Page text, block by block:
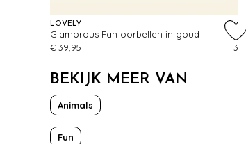
LOVELY
Glamorous Fan oorbellen in goud
€ 39,95
3
BEKIJK MEER VAN
Animals
Fun